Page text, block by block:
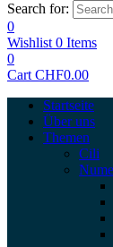
Search for:
0
Wishlist 0 Items
0
Cart CHF0.00
Startseite
Über uns
Themen
Cili